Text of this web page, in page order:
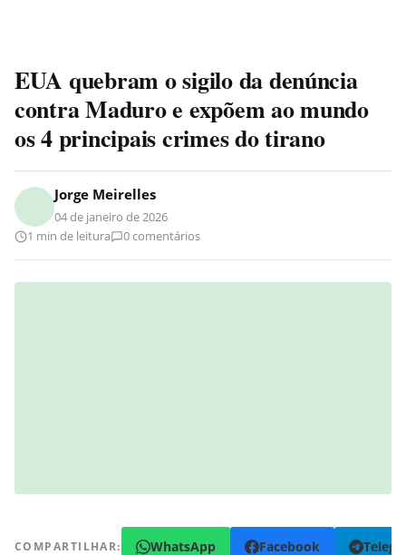
EUA quebram o sigilo da denúncia
contra Maduro e expõem ao mundo
os 4 principais crimes do tirano
Jorge Meirelles
04 de janeiro de 2026
1 min de leitura
0 comentários
COMPARTILHAR: WhatsApp Facebook